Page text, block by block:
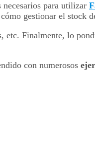
para utilizar
gestionar el stock
etc. Finalmente, lo
con numerosos